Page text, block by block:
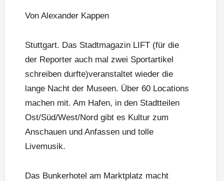
Von Alexander Kappen
Stuttgart. Das Stadtmagazin LIFT (für die
der Reporter auch mal zwei Sportartikel
schreiben durfte)veranstaltet wieder die
lange Nacht der Museen. Über 60 Locations
machen mit. Am Hafen, in den Stadtteilen
Ost/Süd/West/Nord gibt es Kultur zum
Anschauen und Anfassen und tolle
Livemusik.
Das Bunkerhotel am Marktplatz macht